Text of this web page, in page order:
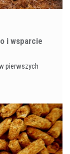
i wsparcie
pierwszych